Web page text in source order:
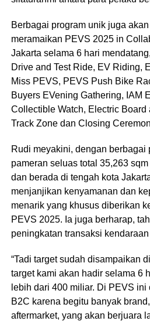
Berbagai program unik juga
meramaikan PEVS 2025 in
Jakarta selama 6 hari
Drive and Test Ride, EV Riding,
Miss PEVS, PEVS Push Bike
Buyers EVening Gathering, IAM
Collectible Watch, Electric Board
Track Zone dan Closing
Rudi meyakini, dengan berbagai
pameran seluas total 35,263
dan berada di tengah kota
menjanjikan kenyamanan dan
menarik yang khusus diberikan
PEVS 2025. Ia juga berharap,
peningkatan transaksi
“Tadi target sudah disampaikan
target kami akan hadir selama 6
lebih dari 400 miliar. Di PEVS
B2C karena begitu banyak
aftermarket, yang akan berjuara